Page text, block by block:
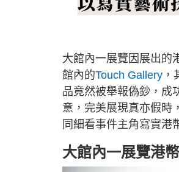
大館內一展覽因展出的
館內的Touch Gallery
品竟然被舉報偽鈔，成
意，完美展現真亦假時
同細看事件主角寫實港
大館內一展覽港